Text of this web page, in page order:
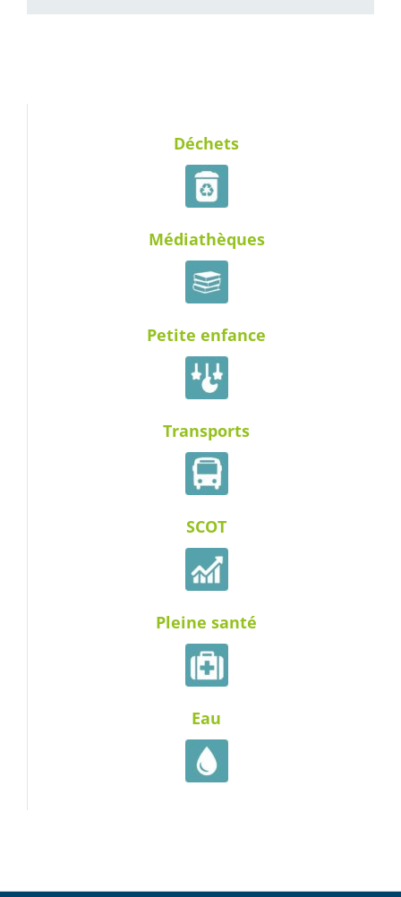
Déchets
Médiathèques
Petite enfance
Transports
SCOT
Pleine santé
Eau